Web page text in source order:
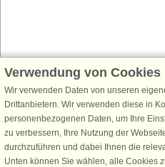
Verwendung von Cookies
Wir verwenden Daten von unseren
Drittanbietern. Wir verwenden diese in
personenbezogenen Daten, um Ihre
zu verbessern, Ihre Nutzung der
durchzuführen und dabei Ihnen die
Unten können Sie wählen, alle Cookies